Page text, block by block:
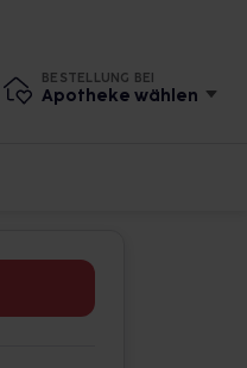
BESTELLUNG BEI
Apotheke wählen